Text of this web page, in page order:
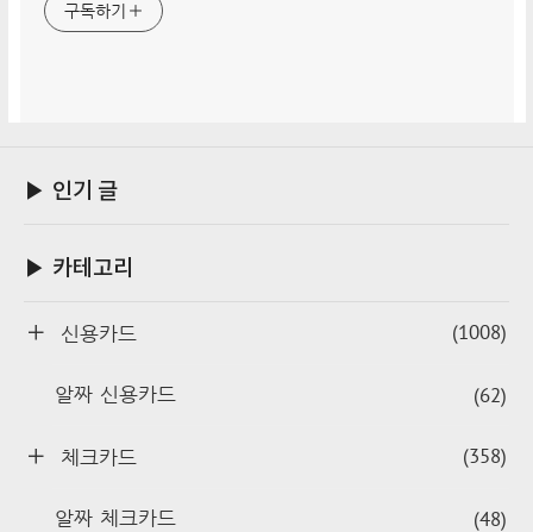
구독하기
▶ 인기 글
▶ 카테고리
신용카드 (1008)
알짜 신용카드 (62)
체크카드 (358)
알짜 체크카드 (48)